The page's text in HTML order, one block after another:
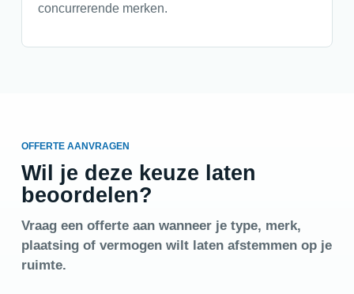
concurrerende merken.
OFFERTE AANVRAGEN
Wil je deze keuze laten
beoordelen?
Vraag een offerte aan wanneer je type, merk,
plaatsing of vermogen wilt laten afstemmen op je
ruimte.